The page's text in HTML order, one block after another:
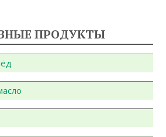
ПРОДУКТЫ